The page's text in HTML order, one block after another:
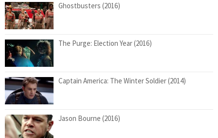
Ghostbusters (2016)
The Purge: Election Year (2016)
Captain America: The Winter Soldier (2014)
Jason Bourne (2016)